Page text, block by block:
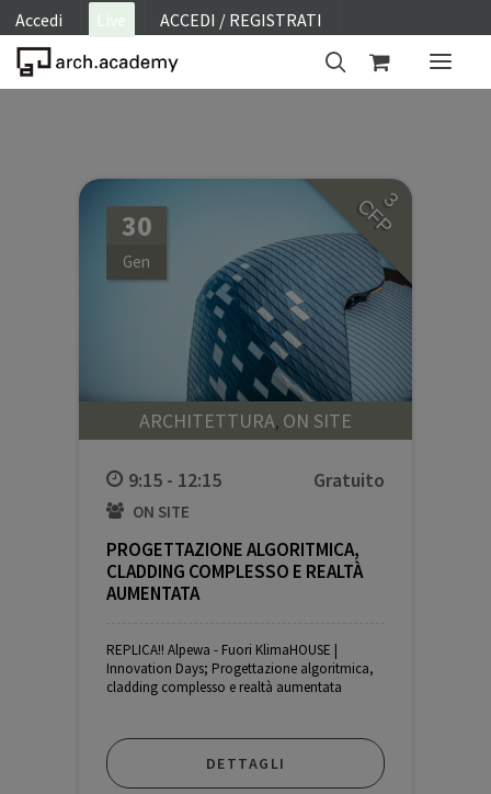
Accedi Live ACCEDI / REGISTRATI
WEBINAR
E-LEARNING
3
CFP
30
Gen
ARCHITETTURA, ON SITE
9:15 - 12:15
ON SITE
PROGETTAZIONE ALGORITMICA,
CLADDING COMPLESSO E REALTÀ
AUMENTATA
REPLICA!! Alpewa - Fuori KlimaHOUSE |
Innovation Days; Progettazione algoritmica,
cladding complesso e realtà aumentata
DETTAGLI